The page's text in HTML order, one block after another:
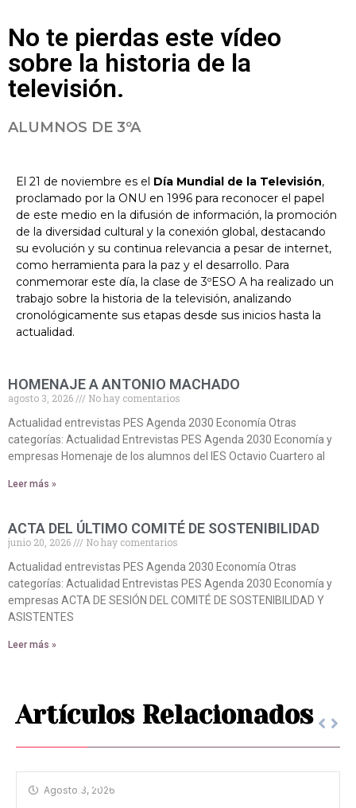
No te pierdas este vídeo
sobre la historia de la
televisión.
ALUMNOS DE 3ºA
El 21 de noviembre es el Día Mundial de la Televisión,
proclamado por la ONU en 1996 para reconocer el papel
de este medio en la difusión de información, la promoción
de la diversidad cultural y la conexión global, destacando
su evolución y su continua relevancia a pesar de internet,
como herramienta para la paz y el desarrollo. Para
conmemorar este día, la clase de 3ºESO A ha realizado un
trabajo sobre la historia de la televisión, analizando
cronológicamente sus etapas desde sus inicios hasta la
actualidad.
HOMENAJE A ANTONIO MACHADO
agosto 3, 2026
No hay comentarios
Actualidad entrevistas PES Agenda 2030 Economía Otras
categorías: Actualidad Entrevistas PES Agenda 2030 Economía y
empresas Homenaje de los alumnos del IES Octavio Cuartero al
Leer más »
ACTA DEL ÚLTIMO COMITÉ DE SOSTENIBILIDAD
junio 20, 2026
No hay comentarios
Actualidad entrevistas PES Agenda 2030 Economía Otras
categorías: Actualidad Entrevistas PES Agenda 2030 Economía y
empresas ACTA DE SESIÓN DEL COMITÉ DE SOSTENIBILIDAD Y
ASISTENTES
Leer más »
Artículos Relacionados
HOMENAJE A ANTONIO MACHADO
Agosto 3, 2026